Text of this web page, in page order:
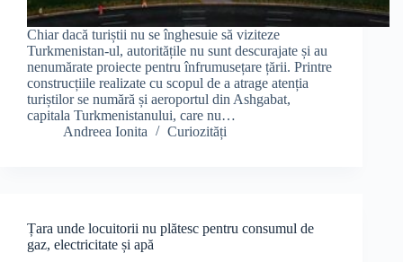
Chiar dacă turiștii nu se înghesuie să viziteze
Turkmenistan-ul, autoritățile nu sunt descurajate și au
nenumărate proiecte pentru înfrumusețare țării. Printre
construcțiile realizate cu scopul de a atrage atenția
turiștilor se numără și aeroportul din Ashgabat,
capitala Turkmenistanului, care nu…
Andreea Ionita
Curiozități
Țara unde locuitorii nu plătesc pentru consumul de
gaz, electricitate și apă